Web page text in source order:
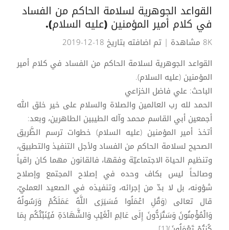
القواعد الجوهرية لسلامة الحاكم من الفساد
في كلام أمير المؤمنين (عليه السلام).
8K مشاهدة
| تم اضافته بتاريخ 18-12-2019
القواعد الجوهرية لسلامة الحاكم من الفساد في كلام أمير
المؤمنين (عليه السلام).
الباحث: علي فاضل الخزاعي
الحمد لله رب العالمين والصلاة والسلام على خير خلق الله
أجمعين أبي القاسم محمد وآله الطيبين الطاهرين، وبعد:
أتخذ أمير المؤمنين (عليه السلام) خطوات ترسم الطَّريق
الصحيح لسلامة الحاكم من الفساد ولأجل التنفيذ والتطبيق،
وتنظيم الحياة الاجتماعيّة وفقها، فالقانون مهما كان راقياً
وصالحاً ليس بكاف وحده في إصلاح المجتمع وإصلاح
شؤونه، بل لا بدّ من إجرائه، وتنفيذه في الصعيد العمليّ،
قال تعالى (وَقُلِ اعْمَلُوا فَسَيَرَى اللَّهُ عَمَلَكُمْ وَرَسُولُهُ
وَالْمُؤْمِنُونَ وَسَتُرَدُّونَ إِلَى عَالِمِ الْغَيْبِ وَالشَّهَادَةِ فَيُنَبِّئُكُم بِمَا